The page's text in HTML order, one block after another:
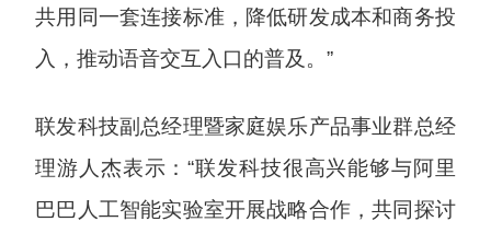
共用同一套连接标准，降低研发成本和商务投
入，推动语音交互入口的普及。”
联发科技副总经理暨家庭娱乐产品事业群总经
理游人杰表示：“联发科技很高兴能够与阿里
巴巴人工智能实验室开展战略合作，共同探讨